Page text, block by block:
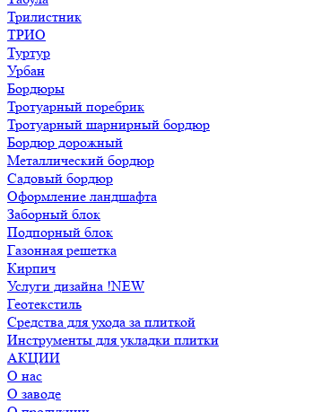
Трилистник
ТРИО
Туртур
Урбан
Бордюры
Тротуарный поребрик
Тротуарный шарнирный бордюр
Бордюр дорожный
Металлический бордюр
Садовый бордюр
Оформление ландшафта
Заборный блок
Подпорный блок
Газонная решетка
Кирпич
Услуги дизайна !NEW
Геотекстиль
Средства для ухода за плиткой
Инструменты для укладки плитки
АКЦИИ
О нас
О заводе